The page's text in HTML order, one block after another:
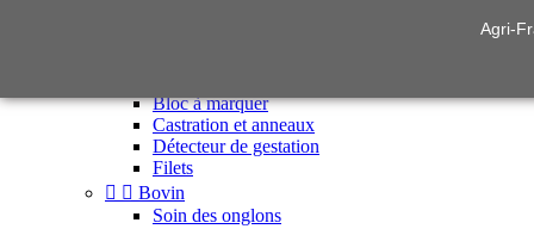
Bloc à marquer
Castration et anneaux
Détecteur de gestation
Filets
  Bovin
Soin des onglons
Agri-